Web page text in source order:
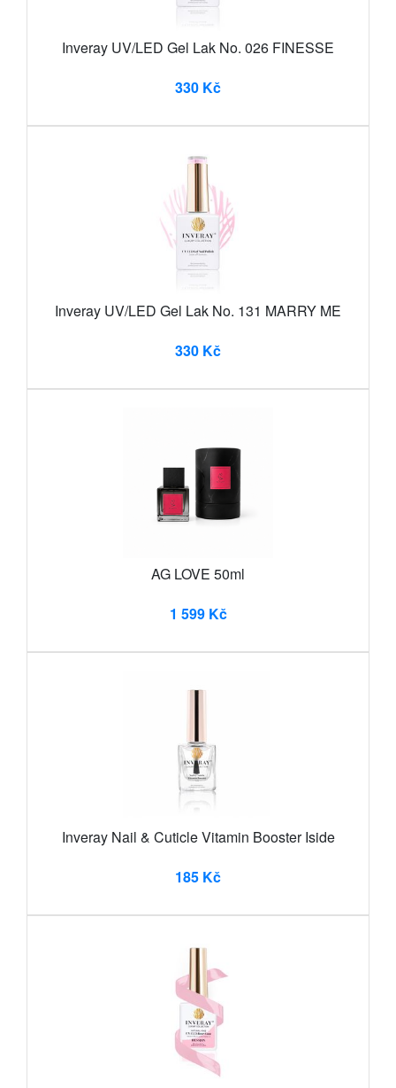
Inveray UV/LED Gel Lak No. 026 FINESSE
330 Kč
Inveray UV/LED Gel Lak No. 131 MARRY ME
330 Kč
AG LOVE 50ml
1 599 Kč
Inveray Nail & Cuticle Vitamin Booster Iside
185 Kč